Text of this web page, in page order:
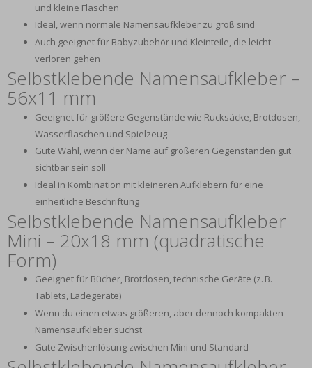
und kleine Flaschen
Ideal, wenn normale Namensaufkleber zu groß sind
Auch geeignet für Babyzubehör und Kleinteile, die leicht
verloren gehen
Selbstklebende Namensaufkleber –
56x11 mm
Geeignet für größere Gegenstände wie Rucksäcke, Brotdosen,
Wasserflaschen und Spielzeug
Gute Wahl, wenn der Name auf größeren Gegenständen gut
sichtbar sein soll
Ideal in Kombination mit kleineren Aufklebern für eine
einheitliche Beschriftung
Selbstklebende Namensaufkleber
Mini – 20x18 mm (quadratische
Form)
Geeignet für Bücher, Brotdosen, technische Geräte (z. B.
Tablets, Ladegeräte)
Wenn du einen etwas größeren, aber dennoch kompakten
Namensaufkleber suchst
Gute Zwischenlösung zwischen Mini und Standard